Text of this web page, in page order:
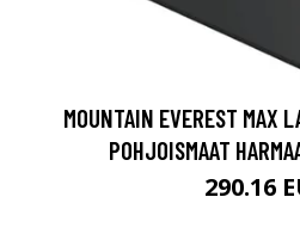
MOUNTAIN EVEREST MAX
POHJOISMAAT
290.16